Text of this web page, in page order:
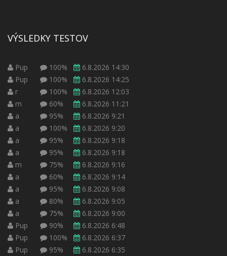
VÝSLEDKY TESTOV
Pup 100%
6.8.2026 14:30
Pup
100%
6.8.2026 14:25
r
100%
6.8.2026 12:03
m
60%
6.8.2026 11:21
a
95%
6.8.2026 9:21
a
100%
6.8.2026 9:20
a
95%
6.8.2026 9:18
a
95%
6.8.2026 9:18
m
75%
6.8.2026 9:16
a
60%
6.8.2026 9:14
a
95%
6.8.2026 9:08
a
80%
6.8.2026 9:05
a
75%
6.8.2026 9:00
Pup
90%
6.8.2026 6:48
Pup
100%
6.8.2026 6:37
Pup
95%
6.8.2026 6:35